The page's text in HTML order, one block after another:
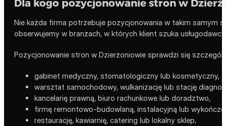
Dla kogo pozycjonowanie stron w
Nie każda firma potrzebuje pozycjonowania w takim samym
obserwujemy w branżach, w których klient szuka
Pozycjonowanie stron w Dzierżoniowie sprawdzi się
gabinet medyczny, stomatologiczny lub kosmetyczny,
warsztat samochodowy, wulkanizację lub stację
kancelarię prawną, biuro rachunkowe lub doradztwo,
firmę remontowo-budowlaną, instalacyjną lub
restaurację, kawiarnię, catering lub lokalny sklep,